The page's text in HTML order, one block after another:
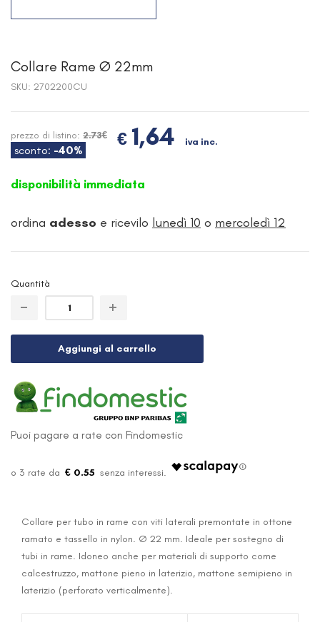
Collare Rame Ø 22mm
SKU: 2702200CU
prezzo di listino: 2.73€
sconto: -40%
€ 1,64 iva inc.
disponibilità immediata
ordina adesso e ricevilo lunedì 10 o mercoledì 12
Quantità
Aggiungi al carrello
Puoi pagare a rate con Findomestic
€ 0.55
Collare per tubo in rame con viti laterali premontate in ottone
ramato e tassello in nylon. Ø 22 mm. Ideale per sostegno di
tubi in rame. Idoneo anche per materiali di supporto come
calcestruzzo, mattone pieno in laterizio, mattone semipieno in
laterizio (perforato verticalmente).